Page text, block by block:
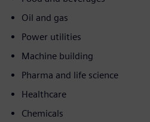
Oil and gas
Power utilities
Machine building
Pharma and life science
Healthcare
Chemicals